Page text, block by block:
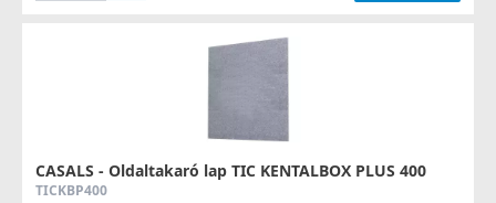
CASALS - Oldaltakaró lap TIC KENTALBOX PLUS 400
TICKBP400